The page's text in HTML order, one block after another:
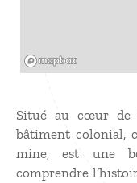
Situé au cœur de
bâtiment colonial,
mine, est une
comprendre